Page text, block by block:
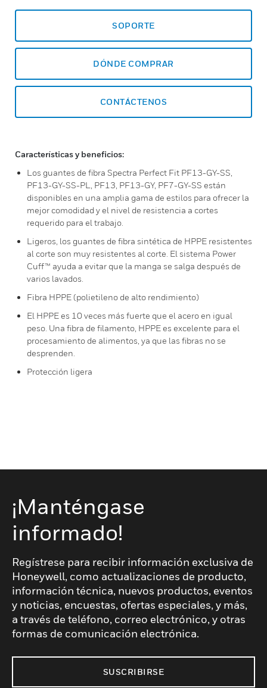
SOPORTE
DÓNDE COMPRAR
CONTÁCTENOS
Características y beneficios:
Los guantes de fibra Spectra Perfect Fit PF13-GY-SS,
PF13-GY-SS-PL, PF13, PF13-GY, PF7-GY-SS están
disponibles en una amplia gama de estilos para ofrecer la
mejor comodidad y el nivel de resistencia a cortes
requerido para el trabajo.
Ligeros, los guantes de fibra sintética de HPPE resistentes
al corte son muy resistentes al corte. El sistema Power
Cuff™ ayuda a evitar que la manga se salga después de
varios lavados.
Fibra HPPE (polietileno de alto rendimiento)
El HPPE es 10 veces más fuerte que el acero en igual
peso. Una fibra de filamento, HPPE es excelente para el
procesamiento de alimentos, ya que las fibras no se
desprenden.
Protección ligera
¡Manténgase
informado!
Regístrese para recibir información exclusiva de
Honeywell, como actualizaciones de producto,
información técnica, nuevos productos, eventos
y noticias, encuestas, ofertas especiales, y más,
a través de teléfono, correo electrónico, y otras
formas de comunicación electrónica.
SUSCRIBIRSE